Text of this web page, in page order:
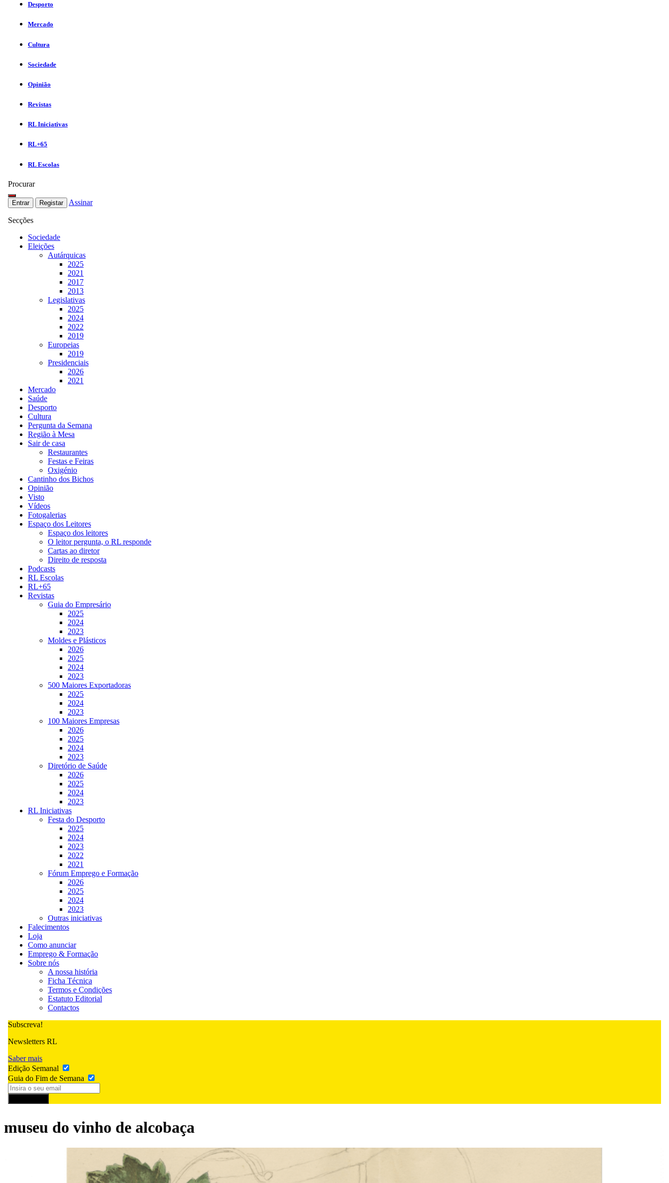
Desporto
Mercado
Cultura
Sociedade
Opinião
Revistas
RL Iniciativas
RL+65
RL Escolas
Procurar
Entrar Registar Assinar
Secções
Sociedade
Eleições
Autárquicas
2025
2021
2017
2013
Legislativas
2025
2024
2022
2019
Europeias
2019
Presidenciais
2026
2021
Mercado
Saúde
Desporto
Cultura
Pergunta da Semana
Região à Mesa
Sair de casa
Restaurantes
Festas e Feiras
Oxigénio
Cantinho dos Bichos
Opinião
Visto
Vídeos
Fotogalerias
Espaço dos Leitores
Espaço dos leitores
O leitor pergunta, o RL responde
Cartas ao diretor
Direito de resposta
Podcasts
RL Escolas
RL+65
Revistas
Guia do Empresário
2025
2024
2023
Moldes e Plásticos
2026
2025
2024
2023
500 Maiores Exportadoras
2025
2024
2023
100 Maiores Empresas
2026
2025
2024
2023
Diretório de Saúde
2026
2025
2024
2023
RL Iniciativas
Festa do Desporto
2025
2024
2023
2022
2021
Fórum Emprego e Formação
2026
2025
2024
2023
Outras iniciativas
Falecimentos
Loja
Como anunciar
Emprego & Formação
Sobre nós
A nossa história
Ficha Técnica
Termos e Condições
Estatuto Editorial
Contactos
Subscreva!
Newsletters RL
Saber mais
Edição Semanal
Guia do Fim de Semana
museu do vinho de alcobaça